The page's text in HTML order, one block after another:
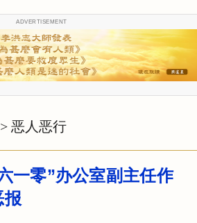
ADVERTISEMENT
> 恶人恶行
一零”办公室副主任作